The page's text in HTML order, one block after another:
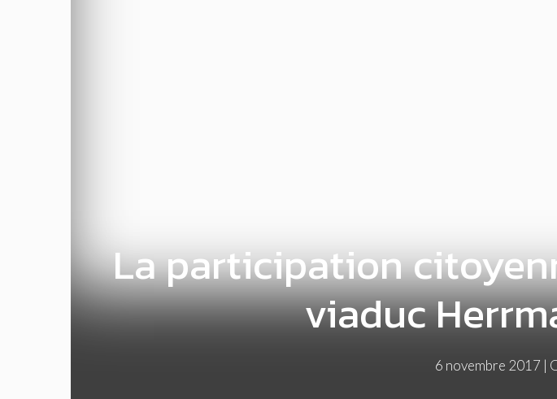
La participation
viaduc
6 novembre 2017 |